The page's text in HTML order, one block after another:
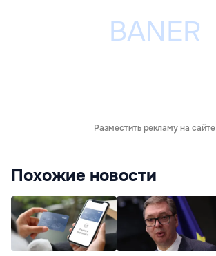
Разместить рекламу на сайте
Похожие новости